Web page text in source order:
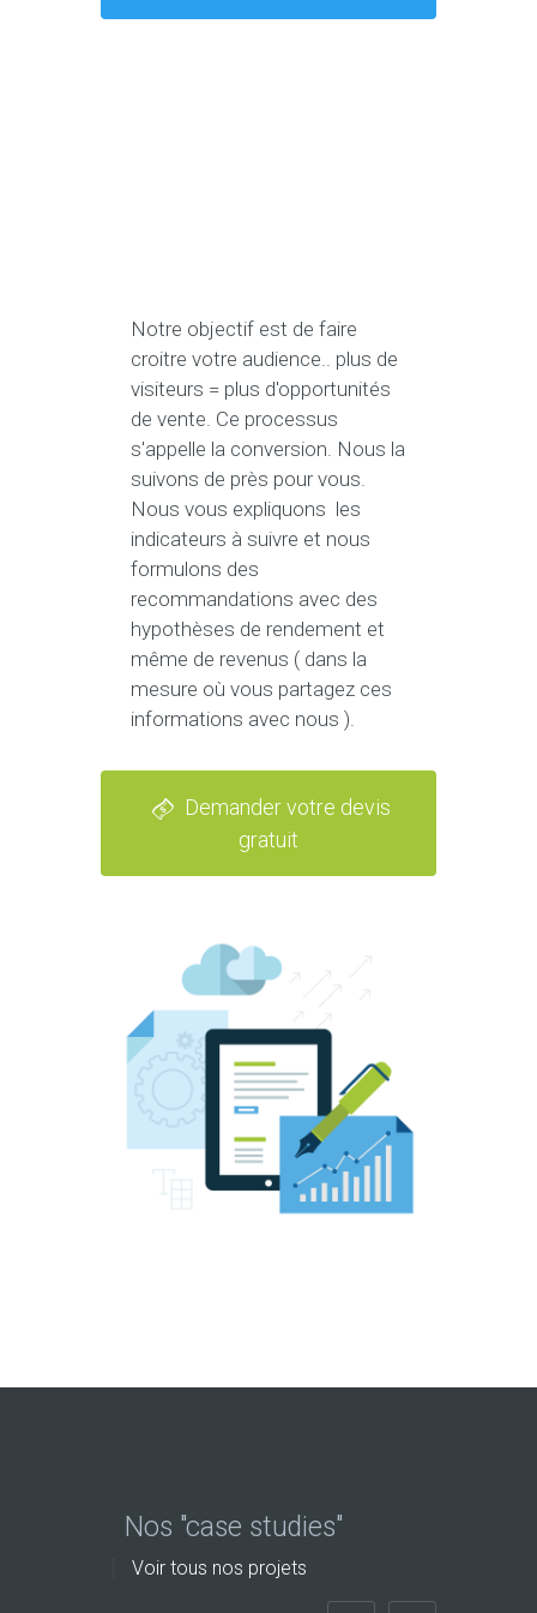
Notre objectif est de faire
croitre votre audience.. plus de
visiteurs = plus d'opportunités
de vente. Ce processus
s'appelle la conversion. Nous la
suivons de près pour vous.
Nous vous expliquons les
indicateurs à suivre et nous
formulons des
recommandations avec des
hypothèses de rendement et
même de revenus ( dans la
mesure où vous partagez ces
informations avec nous ).
Demander votre devis
gratuit
Nos "case studies"
Voir tous nos projets